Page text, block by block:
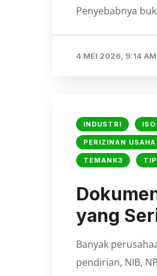
Penyebabnya
4 MEI 2026, 9:14 AM
INDUSTRI ISO
PERIZINAN USAHA
TEMANK3
yang
Banyak
pendirian, NIB,